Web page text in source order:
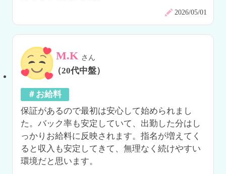
2026/05/01
M.K さん
（20代中盤）
＃お給料
保証があるので最初は安心して始められまし
た。バック率も安定していて、出勤した分はし
っかりお給料に反映されます。指名が増えてく
ると収入も安定してきて、無理なく続けやすい
環境だと思います。